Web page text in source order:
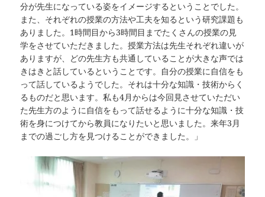
分が先生になっている姿をイメージするということでした。
また、それぞれの授業の方法や工夫を知るという研究課題も
ありました。1時間目から3時間目までたくさんの授業の見
学をさせていただきました。授業方法は先生それぞれ違いが
ありますが、どの先生方も共通していることが大きな声では
きはきと話しているということです。自分の授業に自信をも
って話しているようでした。それは十分な知識・技術からく
るものだと思います。私も4月からは今回見させていただい
た先生方のように自信をもって話せるように十分な知識・技
術を身につけてから教員になりたいと思いました。来年3月
までの過ごし方を見つけることができました。」